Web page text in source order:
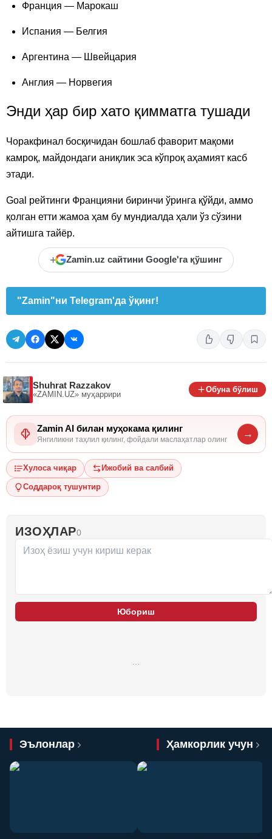
Франция — Марокаш
Испания — Белгия
Аргентина — Швейцария
Англия — Норвегия
Энди ҳар бир хато қимматга тушади
Чоракфинал босқичидан бошлаб фаворит мақоми
камроқ, майдондаги аниқлик эса кўпроқ аҳамият касб
этади.
Goal рейтинги Францияни биринчи ўринга қўйди, аммо
қолган етти жамоа ҳам бу мундиалда ҳали ўз сўзини
айтишга тайёр.
+ Zamin.uz сайтини Google'га қўшинг
"Zamin"ни Telegram'да ўқинг!
Shuhrat Razzakov
«ZAMIN.UZ» муҳаррири
Обуна бўлиш
Zamin AI билан муҳокама қилинг
Янгиликни таҳлил қилинг, фойдали маслаҳатлар олинг
→
Хулоса чиқар Ижобий ва салбий
Соддароқ тушунтир
ИЗОҲЛАР0
Юбориш
Эълонлар Ҳамкорлик учун